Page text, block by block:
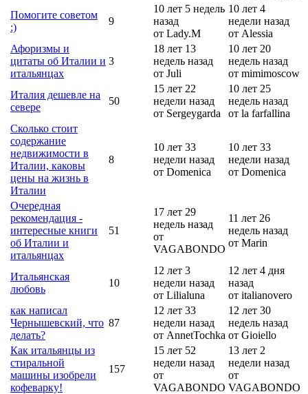
Помогите советом
:)
9
10 лет 5 недель
назад
от Lady.M
10 лет 4
недели назад
от Alessia
Афоризмы и
цитаты об Италии и
итальянцах
3
18 лет 13
недель назад
от Juli
10 лет 20
недель назад
от mimimoscow
Италия дешевле на
севере
50
15 лет 22
недели назад
от Sergeygarda
10 лет 25
недель назад
от la farfallina
Сколько стоит
содержание
недвижимости в
Италии, каковы
цены на жизнь в
Италии
8
10 лет 33
недели назад
от Domenica
10 лет 33
недели назад
от Domenica
Очередная
рекомендация -
интересные книги
об Италии и
итальянцах
51
17 лет 29
недель назад
от
VAGABONDO
11 лет 26
недель назад
от Marin
Итальянская
любовь
10
12 лет 3
недели назад
от Lilialuna
12 лет 4 дня
назад
от italianovero
как написал
Чернышевский, что
делать?
87
12 лет 33
недели назад
от AnnetTochka
12 лет 30
недель назад
от Gioiello
Как итальянцы из
стиральной
машины изобрели
кофеварку!
157
15 лет 52
недели назад
от
VAGABONDO
13 лет 2
недели назад
от
VAGABONDO